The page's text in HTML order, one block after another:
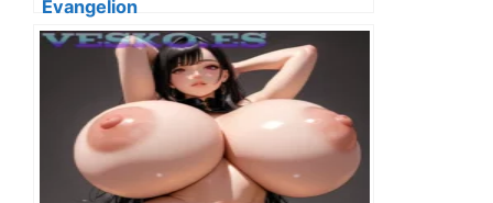
Evangelion